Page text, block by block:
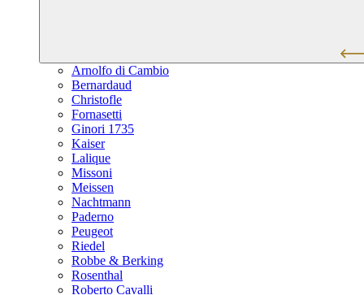
Arnolfo di Cambio
Bernardaud
Christofle
Fornasetti
Ginori 1735
Kaiser
Lalique
Missoni
Meissen
Nachtmann
Paderno
Peugeot
Riedel
Robbe & Berking
Rosenthal
Roberto Cavalli